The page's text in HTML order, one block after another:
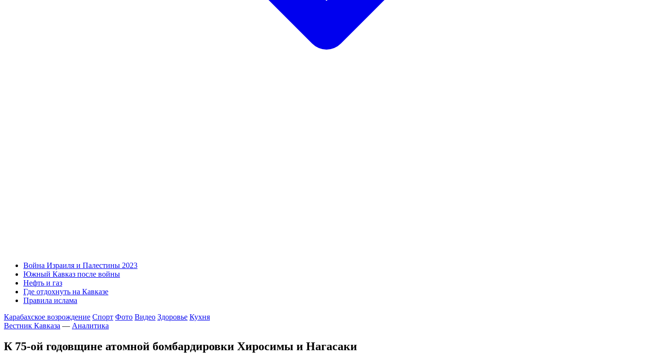
Война Израиля и Палестины 2023
Южный Кавказ после войны
Нефть и газ
Где отдохнуть на Кавказе
Правила ислама
Карабахское возрождение Спорт Фото Видео Здоровье Кухня
Вестник Кавказа — Аналитика
К 75-ой годовщине атомной бомбардировки Хиросимы и Нагасаки